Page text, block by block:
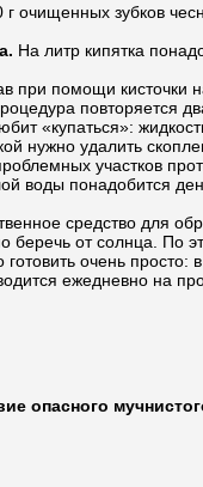
очищенных зубков
На литр кипятка
при помощи кисточки
повторяется
«купаться»:
нужно удалить
участков
воды понадобится
средство для
беречь от солнца.
очень
ежедневно на
опасного